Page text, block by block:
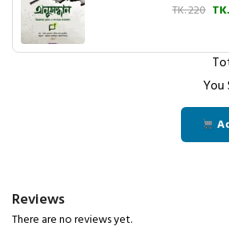
TK. 220
You
Reviews
There are no reviews yet.